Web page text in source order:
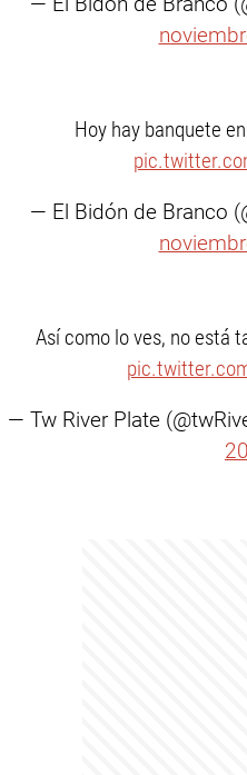
Hoy hay banquete
— El Bidón de Branco
Así como lo ves, no está
— Tw River Plate